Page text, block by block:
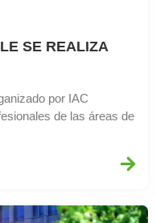
SE REALIZA
por IAC
de las áreas de